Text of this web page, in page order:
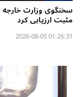
سخنگوی وزارت خارجه
مثبت ارزیابی کرد
01:26:31 2026-08-05